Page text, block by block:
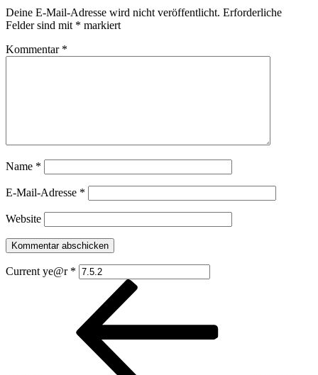
Deine E-Mail-Adresse wird nicht veröffentlicht. Erforderliche
Felder sind mit * markiert
Kommentar *
Name *
E-Mail-Adresse *
Website
Current ye@r *
Beitragsnavigation